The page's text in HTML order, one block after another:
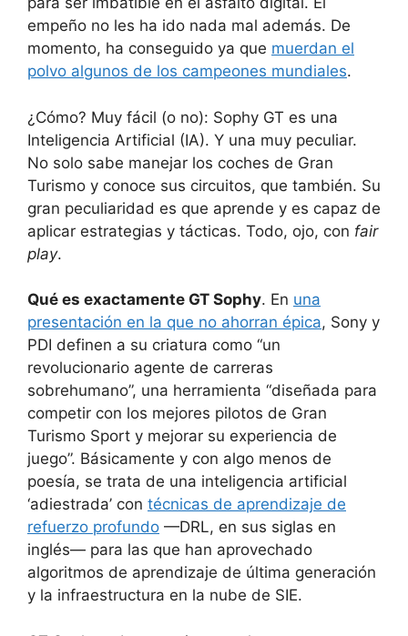
empeño no les ha ido nada mal además. De
momento, ha conseguido ya que muerdan el
polvo algunos de los campeones mundiales.
¿Cómo? Muy fácil (o no): Sophy GT es una
Inteligencia Artificial (IA). Y una muy peculiar.
No solo sabe manejar los coches de Gran
Turismo y conoce sus circuitos, que también. Su
gran peculiaridad es que aprende y es capaz de
aplicar estrategias y tácticas. Todo, ojo, con fair
play.
Qué es exactamente GT Sophy. En una
presentación en la que no ahorran épica, Sony y
PDI definen a su criatura como “un
revolucionario agente de carreras
sobrehumano”, una herramienta “diseñada para
competir con los mejores pilotos de Gran
Turismo Sport y mejorar su experiencia de
juego”. Básicamente y con algo menos de
poesía, se trata de una inteligencia artificial
‘adiestrada’ con técnicas de aprendizaje de
refuerzo profundo —DRL, en sus siglas en
inglés— para las que han aprovechado
algoritmos de aprendizaje de última generación
y la infraestructura en la nube de SIE.